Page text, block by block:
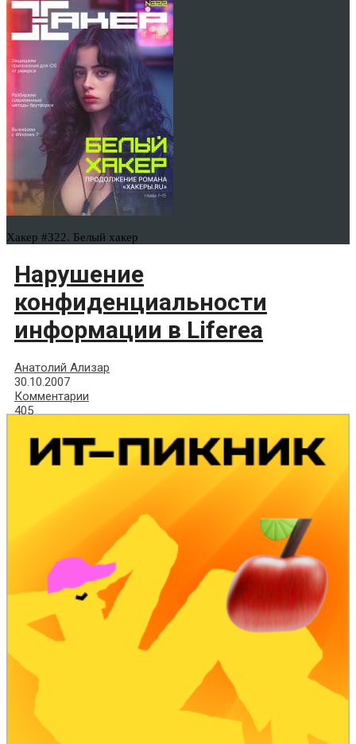
Хакер #322. Белый хакер
Нарушение
конфиденциальности
информации в Liferea
Анатолий Ализар
30.10.2007
Комментарии
405